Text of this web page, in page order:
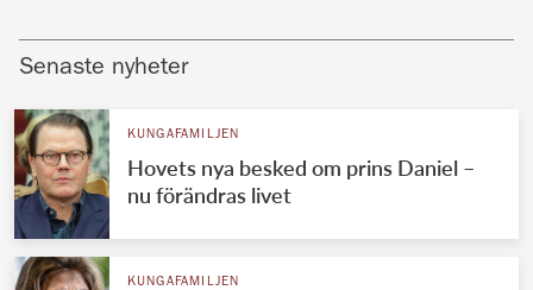
Senaste nyheter
KUNGAFAMILJEN
Hovets nya besked om prins Daniel –
nu förändras livet
KUNGAFAMILJEN